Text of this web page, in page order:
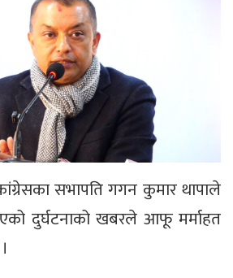
सभापति गगन कुमार थापाले
दुर्घटनाको खबरले आफू मर्माहत